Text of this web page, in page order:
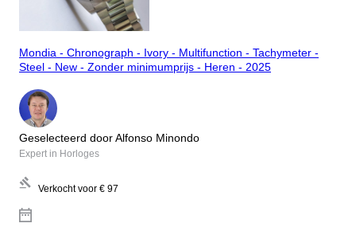
Mondia - Chronograph - Ivory - Multifunction - Tachymeter -
Steel - New - Zonder minimumprijs - Heren - 2025
Geselecteerd door Alfonso Minondo
Expert in Horloges
Verkocht voor € 97